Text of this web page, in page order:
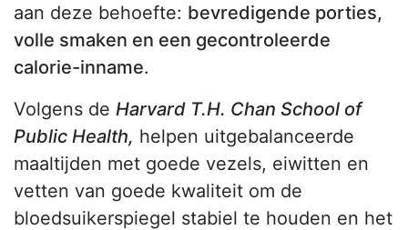
aan deze behoefte: bevredigende porties,
volle smaken en een gecontroleerde
calorie-inname.
Volgens de Harvard T.H. Chan School of
Public Health, helpen uitgebalanceerde
maaltijden met goede vezels, eiwitten en
vetten van goede kwaliteit om de
bloedsuikerspiegel stabiel te houden en het